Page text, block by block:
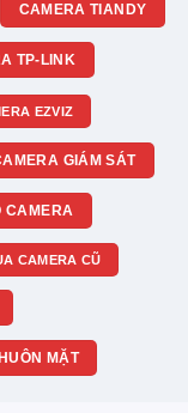
CAMERA TIANDY
TP-LINK
EZVIZ
GIÁM SÁT
CAMERA
CAMERA CŨ
MẶT